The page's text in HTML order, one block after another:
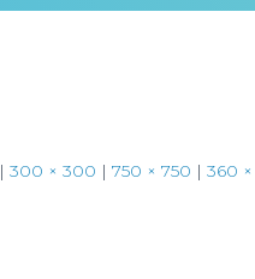
| 300 × 300 | 750 × 750 | 360